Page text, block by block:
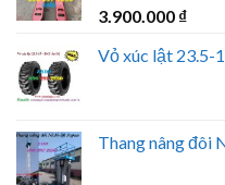
3.900.000 ₫
Vỏ xúc lật 23.5-
Thang nâng đôi